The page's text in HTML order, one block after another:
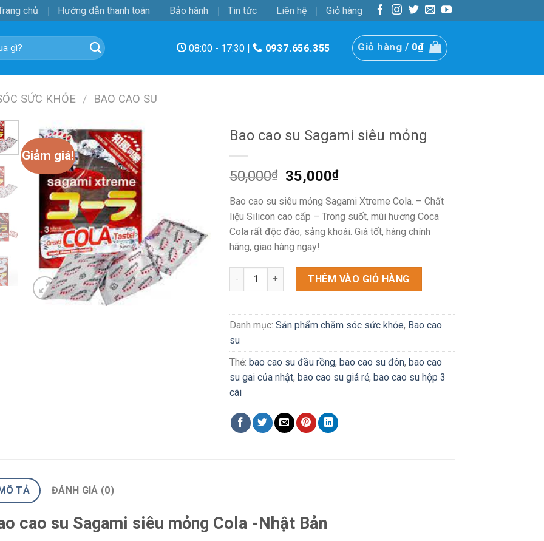
chủ Hướng dẫn thanh toán Bảo hành Tin tức Liên hệ Giỏ hàng
08:00 - 17:30 | 0937.656.355 Giỏ hàng / 0₫
SỨC KHỎE / BAO CAO SU
Giảm giá!
Bao cao su Sagami siêu mỏng
50,000₫
Giá
gốc
là:
50,000₫.
35,000₫Giá
hiện
tại
là:
Bao cao su siêu mỏng Sagami Xtreme Cola. – Chất
liệu Silicon cao cấp – Trong suốt, mùi hương Coca
Cola rất độc đáo, sảng khoái. Giá tốt, hàng chính
hãng, giao hàng ngay!
Bao cao su Sagami siêu mỏng số lượng
THÊM VÀO GIỎ HÀNG
Danh mục:Sản phẩm chăm sóc sức khỏe, Bao cao
su
Thẻ:bao cao su đầu rồng,bao cao su đôn,bao cao
su gai của nhật,bao cao su giá rẻ,bao cao su hộp 3
cái
TẢ ĐÁNH GIÁ (0)
cao su Sagami siêu mỏng Cola -Nhật Bản